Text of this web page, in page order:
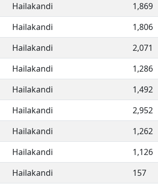
Hailakandi
1,869
Hailakandi
1,806
Hailakandi
2,071
Hailakandi
1,286
Hailakandi
1,492
Hailakandi
2,952
Hailakandi
1,262
Hailakandi
1,126
Hailakandi
157